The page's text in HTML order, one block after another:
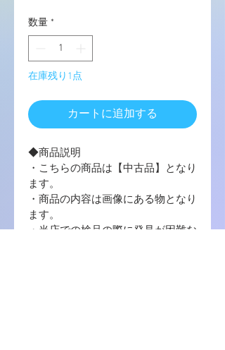
数量 *
在庫残り1点
カートに追加する
◆商品説明
・こちらの商品は【中古品】となり
ます。
・商品の内容は画像にある物となり
ます。
・当店での検品の際に発見が困難な